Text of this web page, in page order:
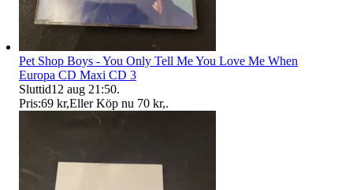
Pet Shop Boys - You Only Tell Me You Love Me When
Europa CD Maxi CD 3
Sluttid12 aug 21:50.
Pris:69 kr,Eller Köp nu 70 kr,.